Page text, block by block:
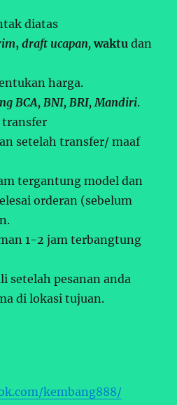
diatas
,draft ucapan,waktudan
harga.
BCA, BNI, BRI, Mandiri.
setelah transfer/ maaf
tergantung model dan
orderan (sebelum
1-2 jam terbangtung
setelah pesanan anda
di lokasi tujuan.
kembang888/